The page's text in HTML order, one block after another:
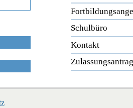
Schulbüro
Kontakt
Zulassungsantrag